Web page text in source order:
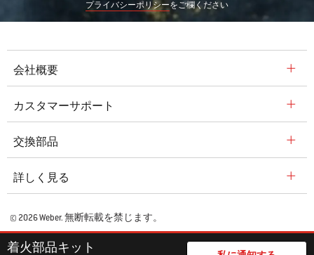
着火部品キット
プライバシーポリシーをご欄ください
会社概要
カスタマーサポート
交換部品
詳しく見る
© 2026 Weber. 無断転載を禁じます。